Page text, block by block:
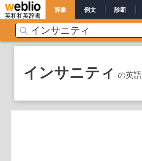
英和和英辞書
辞書 例文 診断
インサニティ の英語